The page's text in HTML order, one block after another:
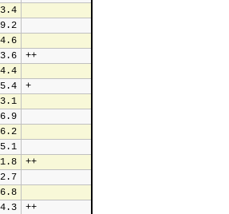
++
+
++
++